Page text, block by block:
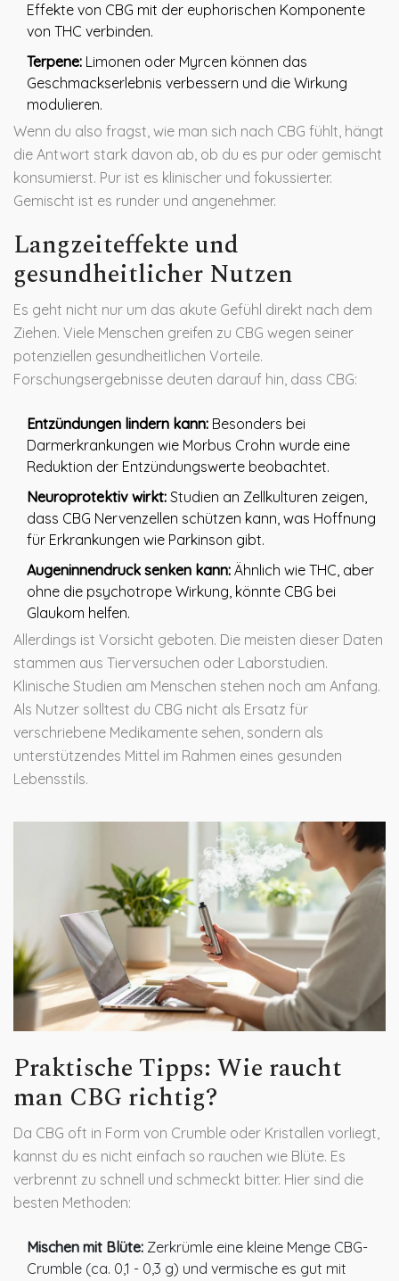
Effekte von CBG mit der euphorischen Komponente
von THC verbinden.
Terpene: Limonen oder Myrcen können das
Geschmackserlebnis verbessern und die Wirkung
modulieren.
Wenn du also fragst, wie man sich nach CBG fühlt, hängt
die Antwort stark davon ab, ob du es pur oder gemischt
konsumierst. Pur ist es klinischer und fokussierter.
Gemischt ist es runder und angenehmer.
Langzeiteffekte und
gesundheitlicher Nutzen
Es geht nicht nur um das akute Gefühl direkt nach dem
Ziehen. Viele Menschen greifen zu CBG wegen seiner
potenziellen gesundheitlichen Vorteile.
Forschungsergebnisse deuten darauf hin, dass CBG:
Entzündungen lindern kann: Besonders bei
Darmerkrankungen wie Morbus Crohn wurde eine
Reduktion der Entzündungswerte beobachtet.
Neuroprotektiv wirkt: Studien an Zellkulturen zeigen,
dass CBG Nervenzellen schützen kann, was Hoffnung
für Erkrankungen wie Parkinson gibt.
Augeninnendruck senken kann: Ähnlich wie THC, aber
ohne die psychotrope Wirkung, könnte CBG bei
Glaukom helfen.
Allerdings ist Vorsicht geboten. Die meisten dieser Daten
stammen aus Tierversuchen oder Laborstudien.
Klinische Studien am Menschen stehen noch am Anfang.
Als Nutzer solltest du CBG nicht als Ersatz für
verschriebene Medikamente sehen, sondern als
unterstützendes Mittel im Rahmen eines gesunden
Lebensstils.
Praktische Tipps: Wie raucht
man CBG richtig?
Da CBG oft in Form von Crumble oder Kristallen vorliegt,
kannst du es nicht einfach so rauchen wie Blüte. Es
verbrennt zu schnell und schmeckt bitter. Hier sind die
besten Methoden:
Mischen mit Blüte: Zerkrümle eine kleine Menge CBG-
Crumble (ca. 0,1 - 0,3 g) und vermische es gut mit